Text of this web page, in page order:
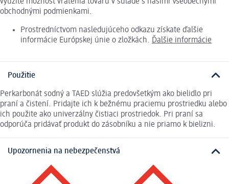
využite možnosť vrátenia tovaru v súlade s našimi Všeobecnými
obchodnými podmienkami.
Prostredníctvom nasledujúceho odkazu získate ďalšie
informácie Európskej únie o zložkách. Ďalšie informácie
Použitie
Perkarbonát sodný a TAED slúžia predovšetkým ako bielidlo pri
praní a čistení. Pridajte ich k bežnému praciemu prostriedku alebo
ich použite ako univerzálny čistiaci prostriedok. Pri praní sa
odporúča pridávať produkt do zásobníku a nie priamo k bielizni.
Upozornenia na nebezpečenstvá